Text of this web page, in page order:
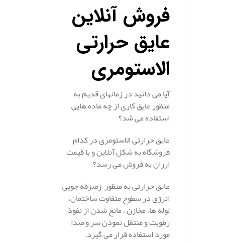
فروش آنلاین
عایق حرارتی
الاستومری
آیا می دانید در زمانهای قدیم به
منظور عایق کاری از چه ماده هایی
استفاده می شد؟
عایق حرارتی الاستومری در کدام
فروشگاه به شکل آنلاین و با قیمت
ارزان به فروش می رسد؟
عایق حرارتی به منظور زصرفه جویی
انرژی در سطوح متفاوت ساختمان،
لوله ها، مخازن ، مانع شدن از نفوذ
رطوبت و منتقل نمودن سر و صدا
مورد استفاده قرار می گیرد.